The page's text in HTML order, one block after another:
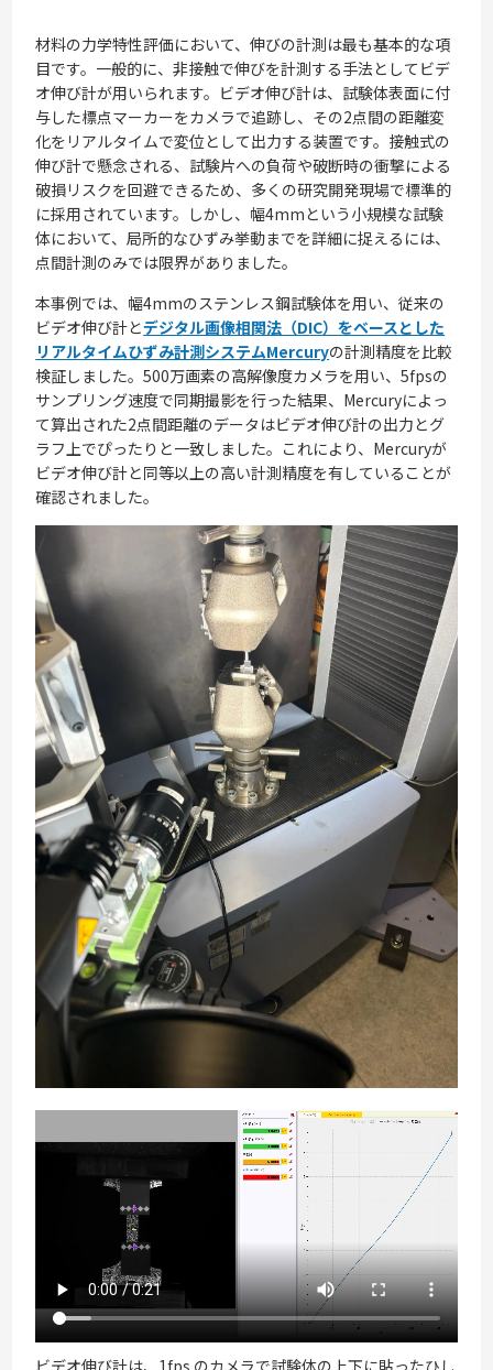
材料の力学特性評価において、伸びの計測は最も基本的な項
目です。一般的に、非接触で伸びを計測する手法としてビデ
オ伸び計が用いられます。ビデオ伸び計は、試験体表面に付
与した標点マーカーをカメラで追跡し、その2点間の距離変
化をリアルタイムで変位として出力する装置です。接触式の
伸び計で懸念される、試験片への負荷や破断時の衝撃による
破損リスクを回避できるため、多くの研究開発現場で標準的
に採用されています。しかし、幅4mmという小規模な試験
体において、局所的なひずみ挙動までを詳細に捉えるには、
点間計測のみでは限界がありました。
本事例では、幅4mmのステンレス鋼試験体を用い、従来の
ビデオ伸び計とデジタル画像相関法（DIC）をベースとした
リアルタイムひずみ計測システムMercuryの計測精度を比較
検証しました。500万画素の高解像度カメラを用い、5fpsの
サンプリング速度で同期撮影を行った結果、Mercuryによっ
て算出された2点間距離のデータはビデオ伸び計の出力とグ
ラフ上でぴったりと一致しました。これにより、Mercuryが
ビデオ伸び計と同等以上の高い計測精度を有していることが
確認されました。
ビデオ伸び計は、1fps のカメラで試験体の上下に貼ったひし